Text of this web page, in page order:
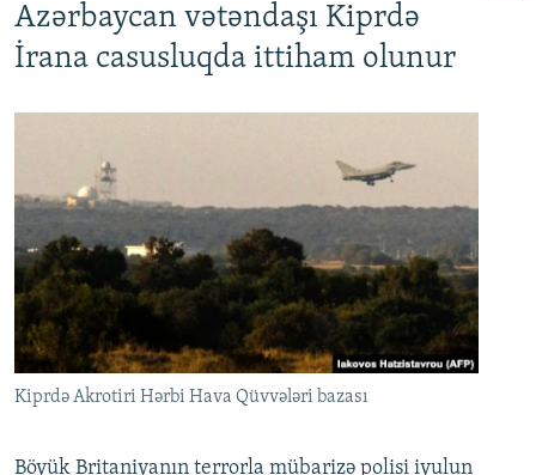
Azərbaycan vətəndaşı Kiprdə
İrana casusluqda ittiham olunur
Kiprdə Akrotiri Hərbi Hava Qüvvələri bazası
Böyük Britaniyanın terrorla mübarizə polisi iyulun